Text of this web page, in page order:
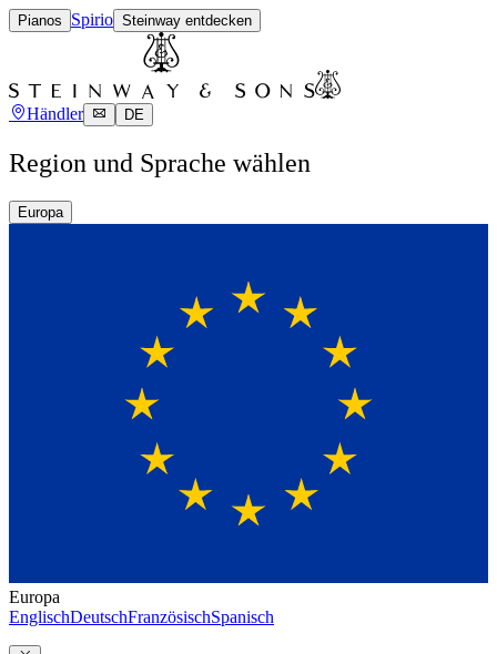
Pianos Spirio Steinway entdecken
Händler DE
Region und Sprache wählen
Europa
Europa
EnglischDeutschFranzösischSpanisch